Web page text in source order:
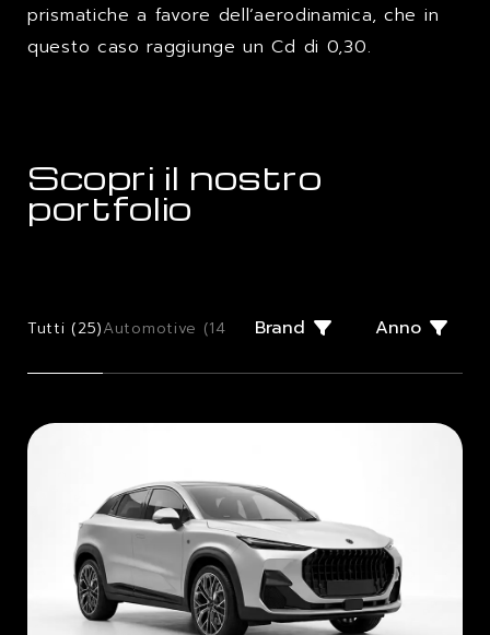
prismatiche a favore dell’aerodinamica, che in
questo caso raggiunge un Cd di 0,30.
Scopri il nostro
portfolio
Tutti (25)Automotive (14 Few Offs (2) Giugiaro Design (
Brand Anno